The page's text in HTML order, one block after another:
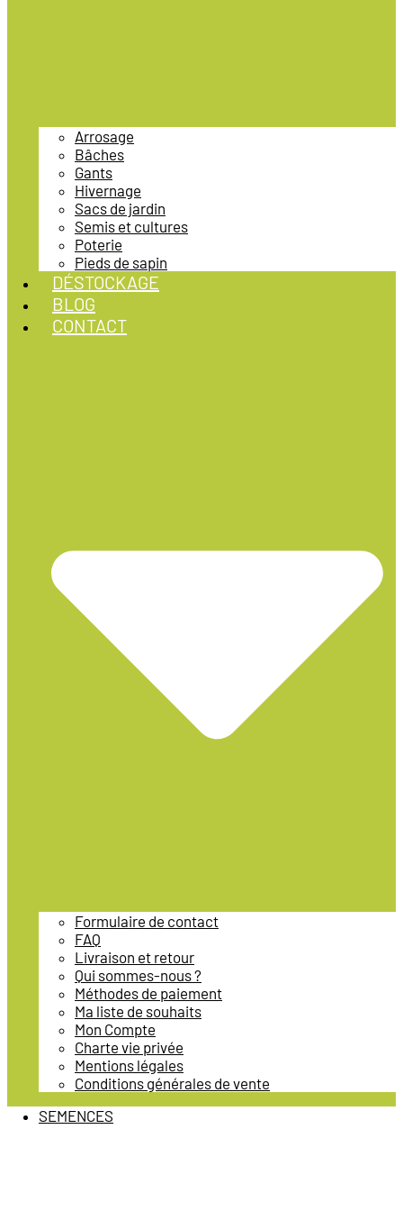
Arrosage
Bâches
Gants
Hivernage
Sacs de jardin
Semis et cultures
Poterie
Pieds de sapin
DÉSTOCKAGE
BLOG
CONTACT
Formulaire de contact
FAQ
Livraison et retour
Qui sommes-nous ?
Méthodes de paiement
Ma liste de souhaits
Mon Compte
Charte vie privée
Mentions légales
Conditions générales de vente
SEMENCES